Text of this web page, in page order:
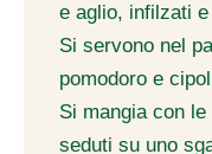
e aglio, infilzati
Si servono nel
pomodoro e
Si mangia con
seduti su uno